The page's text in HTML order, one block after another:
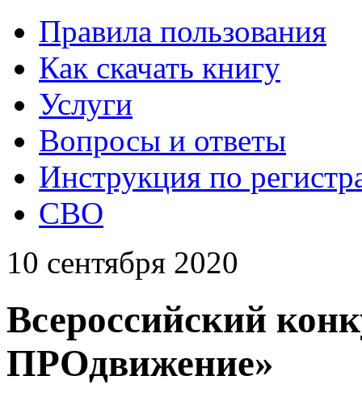
Правила пользования
Как скачать книгу
Услуги
Вопросы и ответы
Инструкция по
СВО
10 сентября 2020
Всероссийский
ПРОдвижение»